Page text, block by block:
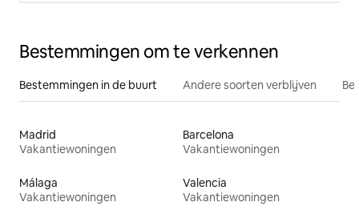
Bestemmingen om te verkennen
Bestemmingen in de buurt Andere soorten verblijven
Madrid
Vakantiewoningen
Barcelona
Vakantiewoningen
Málaga
Vakantiewoningen
Valencia
Vakantiewoningen